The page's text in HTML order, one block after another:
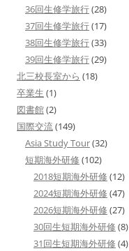
36回生修学旅行(28)
37回生修学旅行(17)
38回生修学旅行(33)
39回生修学旅行(29)
北三校長室から (18)
卒業生 (1)
図書館(2)
国際交流(149)
Asia Study Tour(32)
短期海外研修 (102)
2018短期海外研修 (12)
2024短期海外研修 (47)
2026短期海外研修 (27)
30回生短期海外研修 (8)
31回生短期海外研修 (4)